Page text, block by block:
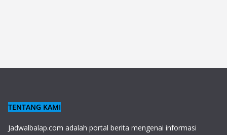
TENTANG KAMI
Jadwalbalap.com adalah portal berita mengenai informasi